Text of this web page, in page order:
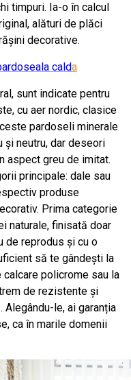
timpuri. Ia-o în calcul
alături de plăci
decorative.
calda
sunt indicate pentru
cu aer nordic, clasice
pardoseli minerale
și neutru, dar deseori
aspect greu de imitat.
principale: dale sau
produse
Prima categorie
naturale, finisată doar
de reprodus și cu o
să te gândești la
calcare policrome sau la
de rezistente și
le, ai garanția
ca în marile domenii